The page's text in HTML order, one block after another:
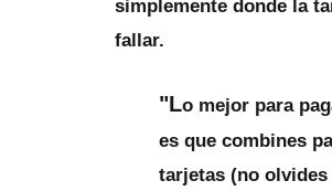
simplemente donde la
fallar.
"Lo mejor para
es que combines
tarjetas (no